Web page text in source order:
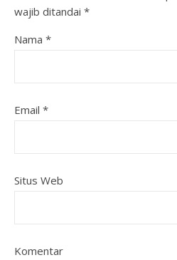
wajib ditandai *
Nama *
Email *
Situs Web
Komentar